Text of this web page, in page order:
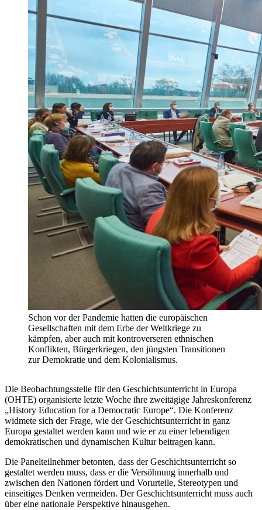
Schon vor der Pandemie hatten die europäischen
Gesellschaften mit dem Erbe der Weltkriege zu
kämpfen, aber auch mit kontroverseren ethnischen
Konflikten, Bürgerkriegen, den jüngsten Transitionen
zur Demokratie und dem Kolonialismus.
Die Beobachtungsstelle für den Geschichtsunterricht in Europa
(OHTE) organisierte letzte Woche ihre zweitägige Jahreskonferenz
„History Education for a Democratic Europe“. Die Konferenz
widmete sich der Frage, wie der Geschichtsunterricht in ganz
Europa gestaltet werden kann und wie er zu einer lebendigen
demokratischen und dynamischen Kultur beitragen kann.
Die Panelteilnehmer betonten, dass der Geschichtsunterricht so
gestaltet werden muss, dass er die Versöhnung innerhalb und
zwischen den Nationen fördert und Vorurteile, Stereotypen und
einseitiges Denken vermeiden. Der Geschichtsunterricht muss auch
über eine nationale Perspektive hinausgehen.